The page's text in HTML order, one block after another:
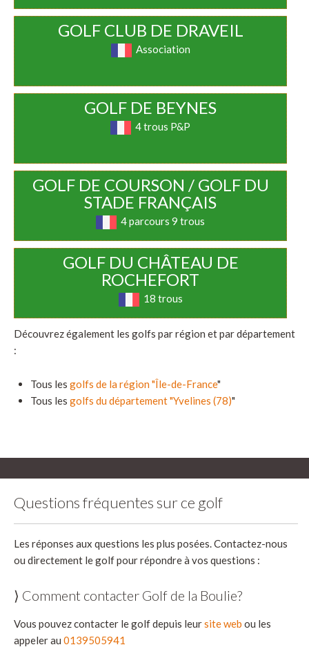
GOLF CLUB DE DRAVEIL
Association
GOLF DE BEYNES
4 trous P&P
GOLF DE COURSON / GOLF DU
STADE FRANÇAIS
4 parcours 9 trous
GOLF DU CHÂTEAU DE
ROCHEFORT
18 trous
Découvrez également les golfs par région et par département
:
Tous les golfs de la région "Île-de-France"
Tous les golfs du département "Yvelines (78)"
Questions fréquentes sur ce golf
Les réponses aux questions les plus posées. Contactez-nous
ou directement le golf pour répondre à vos questions :
⟩ Comment contacter Golf de la Boulie?
Vous pouvez contacter le golf depuis leursite web ou les
appeler au 0139505941